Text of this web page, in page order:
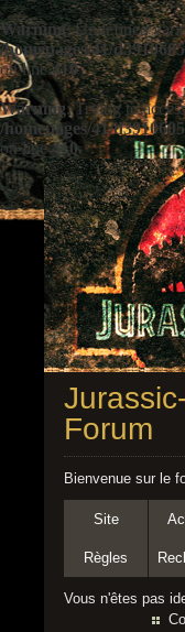
Warning: Undefined
/homepages/41/
on line410
Warning: Trying to
/homepages/41/
on line410
Forum
Bienvenue sur le
Site
Règles
Vous n'êtes pas